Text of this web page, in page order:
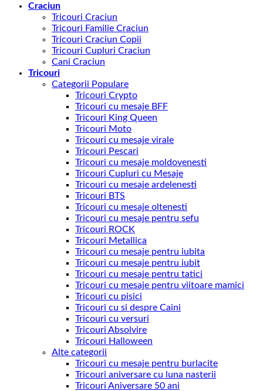
Craciun
Tricouri Craciun
Tricouri Familie Craciun
Tricouri Craciun Copii
Tricouri Cupluri Craciun
Cani Craciun
Tricouri
Categorii Populare
Tricouri Crypto
Tricouri cu mesaje BFF
Tricouri King Queen
Tricouri Moto
Tricouri cu mesaje virale
Tricouri Pescari
Tricouri cu mesaje moldovenesti
Tricouri Cupluri cu Mesaje
Tricouri cu mesaje ardelenesti
Tricouri BTS
Tricouri cu mesaje oltenesti
Tricouri cu mesaje pentru sefu
Tricouri ROCK
Tricouri Metallica
Tricouri cu mesaje pentru iubita
Tricouri cu mesaje pentru iubit
Tricouri cu mesaje pentru tatici
Tricouri cu mesaje pentru viitoare mamici
Tricouri cu pisici
Tricouri cu si despre Caini
Tricouri cu versuri
Tricouri Absolvire
Tricouri Halloween
Alte categorii
Tricouri cu mesaje pentru burlacite
Tricouri aniversare cu luna nasterii
Tricouri Aniversare 50 ani